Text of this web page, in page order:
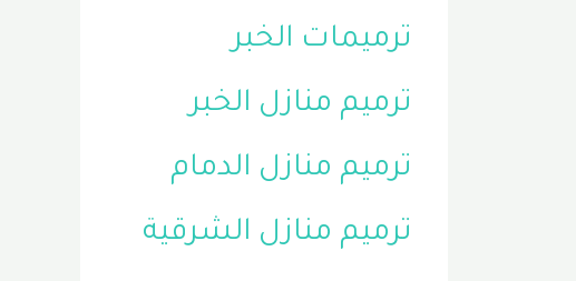
ترميمات الخبر
ترميم منازل الخبر
ترميم منازل الدمام
ترميم منازل الشرقية